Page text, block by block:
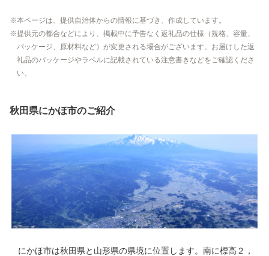
本ページは、提供自治体からの情報に基づき、作成しています。
提供元の都合などにより、掲載中に予告なく返礼品の仕様（規格、容量、
パッケージ、原材料など）が変更される場合がございます。お届けした返
礼品のパッケージやラベルに記載されている注意書きなどをご確認くださ
い。
秋田県にかほ市のご紹介
にかほ市は秋田県と山形県の県境に位置します。南に標高２，